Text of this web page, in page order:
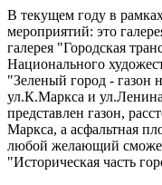
В текущем году в
мероприятий: это
галерея "Городская
Национального
"Зеленый город - газон
ул.К.Маркса и
представлен газон,
Маркса, а асфальтная
любой желающий
"Историческая часть